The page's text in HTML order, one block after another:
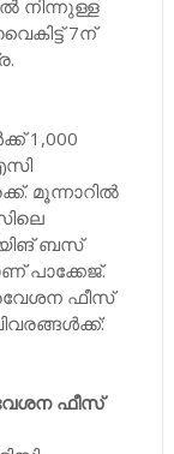
നിന്നുള്ള
7ന്
1,000
മൂന്നാറിൽ
ബസ്
പാക്കേജ്.
ഫീസ്
ഫീസ്